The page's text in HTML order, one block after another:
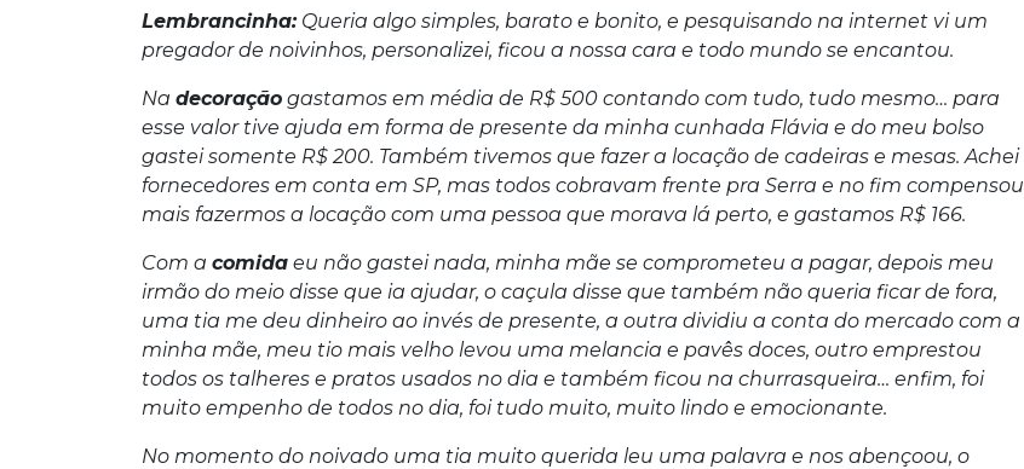
Lembrancinha:Queria algo simples, barato e bonito, e pesquisando na internet vi um
pregador de noivinhos, personalizei, ficou a nossa cara e todo mundo se encantou.
Na decoração gastamos em média de R$ 500 contando com tudo, tudo mesmo… para
esse valor tive ajuda em forma de presente da minha cunhada Flávia e do meu bolso
gastei somente R$ 200. Também tivemos que fazer a locação de cadeiras e mesas. Achei
fornecedores em conta em SP, mas todos cobravam frente pra Serra e no fim compensou
mais fazermos a locação com uma pessoa que morava lá perto, e gastamos R$ 166.
Com a comida eu não gastei nada, minha mãe se comprometeu a pagar, depois meu
irmão do meio disse que ia ajudar, o caçula disse que também não queria ficar de fora,
uma tia me deu dinheiro ao invés de presente, a outra dividiu a conta do mercado com a
minha mãe, meu tio mais velho levou uma melancia e pavês doces, outro emprestou
todos os talheres e pratos usados no dia e também ficou na churrasqueira… enfim, foi
muito empenho de todos no dia, foi tudo muito, muito lindo e emocionante.
No momento do noivado uma tia muito querida leu uma palavra e nos abençoou, o